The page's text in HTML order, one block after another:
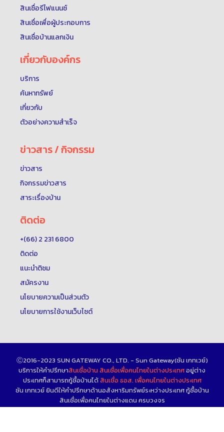
สินเชื่อรีไฟแนนซ์
สินเชื่อเพื่อผู้ประกอบการ
สินเชื่อบ้านแลกเงิน
เกี่ยวกับองค์กร
บริการ
ค้นหาทรัพย์
เกี่ยวกับ
ตัวอย่างความสำเร็จ
ข่าวสาร / กิจกรรม
ข่าวสาร
กิจกรรมข่าวสาร
สาระเรื่องบ้าน
ติดต่อ
+(66) 2 231 6800
ติดต่อ
แนะนำติชม
สมัครงาน
นโยบายความเป็นส่วนตัว
นโยบายการใช้งานเว็บไซต์
Ⓒ2016-2023 SUN GATEWAY CO., LTD. - Sun Gateway(ซัน เกทเวย์)
บริการให้คำปรึกษาสินเชื่อบ้านสินเชื่อเพื่อคนไทยในต่างประเทศอยู่ต่าง
ประเทศก็สามารถกู้ซื้อบ้านได้สินเชื่อ ธอส. เพื่อคนไทยในต่างประเทศ
ซัน เกทเวย์ ยินดีให้คำปรึกษาด้านอสังหาริมทรัพย์ระหว่างประเทศ กู้ซื้อบ้าน
สินเชื่อเพื่อคนไทยในต่างแดน ครบวงจร